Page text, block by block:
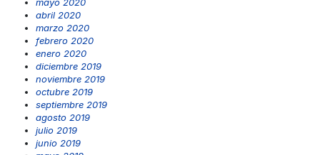
abril 2020
marzo 2020
febrero 2020
enero 2020
diciembre 2019
noviembre 2019
octubre 2019
septiembre 2019
agosto 2019
julio 2019
junio 2019